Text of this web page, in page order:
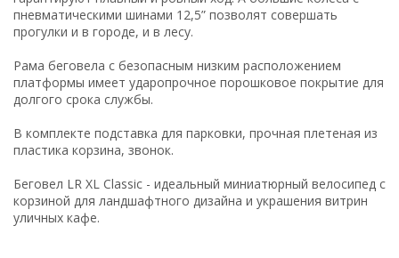
пневматическими шинами 12,5” позволят совершать
прогулки и в городе, и в лесу.
Рама беговела с безопасным низким расположением
платформы имеет ударопрочное порошковое покрытие для
долгого срока службы.
В комплекте подставка для парковки, прочная плетеная из
пластика корзина, звонок.
Беговел LR XL Classic - идеальный миниатюрный велосипед с
корзиной для ландшафтного дизайна и украшения витрин
уличных кафе.